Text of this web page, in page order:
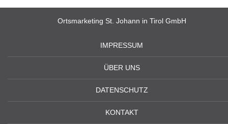
Ortsmarketing St. Johann in Tirol GmbH
IMPRESSUM
ÜBER UNS
DATENSCHUTZ
KONTAKT